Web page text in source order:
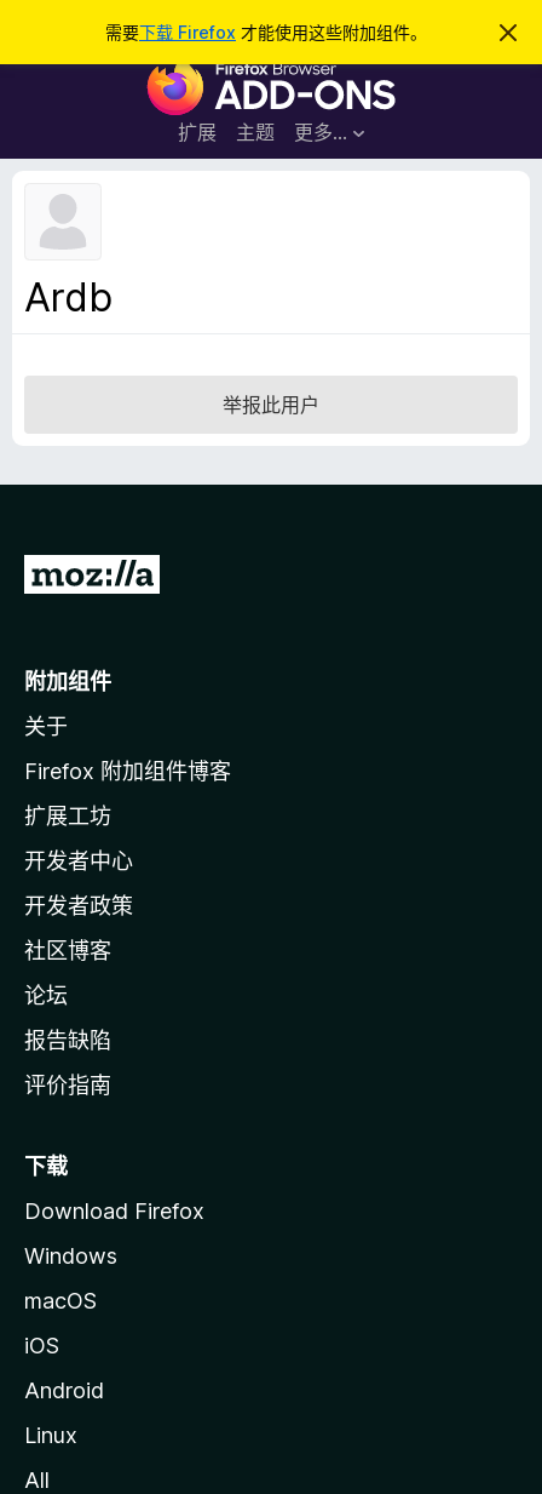
需要下载 Firefox 才能使用这些附加组件。
忽
此
F
r
e
加
组
扩展 主题 更多…
登录
Ardb
举报此用户
转
o
i
l
a
主
页
附加组件
关于
Firefox 附加组件博客
扩展工坊
开发者中心
开发者政策
社区博客
论坛
报告缺陷
评价指南
下载
Download Firefox
Windows
macOS
iOS
Android
Linux
All